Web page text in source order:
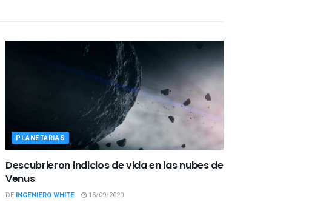
PLANETARIAS
Descubrieron indicios de vida en las nubes de
Venus
DE INGENIERO WHITE 15/09/2020